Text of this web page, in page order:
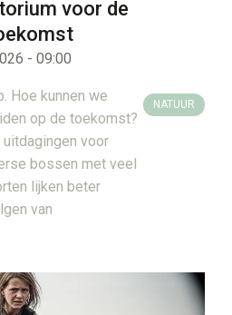
voor de
- 09:00
Hoe kunnen we
op de toekomst?
voor
bossen met veel
lijken beter
van
NATUUR